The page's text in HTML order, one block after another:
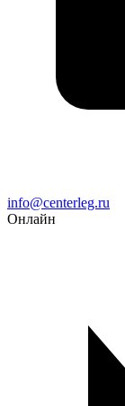
Email
info@centerleg.ru
Онлайн